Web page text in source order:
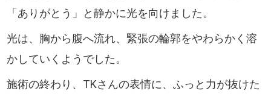
「ありがとう」と静かに光を向けました。
光は、胸から腹へ流れ、緊張の輪郭をやわらかく溶
かしていくようでした。
施術の終わり、TKさんの表情に、ふっと力が抜けた